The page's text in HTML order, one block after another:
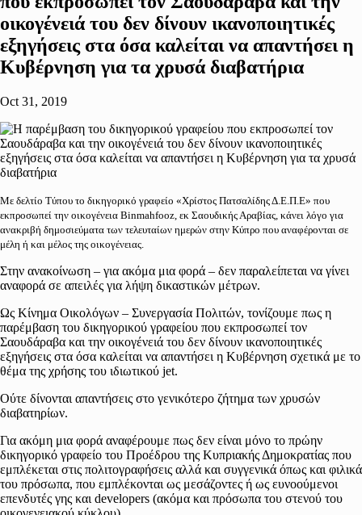
οικογένειά του δεν δίνουν ικανοποιητικές
εξηγήσεις στα όσα καλείται να απαντήσει η
Κυβέρνηση για τα χρυσά διαβατήρια
Oct 31, 2019
Με δελτίο Τύπου το δικηγορικό γραφείο «Χρίστος Πατσαλίδης Δ.Ε.Π.Ε» που
εκπροσωπεί την οικογένεια Binmahfooz, εκ Σαουδικής Αραβίας, κάνει λόγο για
ανακριβή δημοσιεύματα των τελευταίων ημερών στην Κύπρο που αναφέρονται σε
μέλη ή και μέλος της οικογένειας.
Στην ανακοίνωση – για ακόμα μια φορά – δεν παραλείπεται να γίνει
αναφορά σε απειλές για λήψη δικαστικών μέτρων.
Ως Κίνημα Οικολόγων – Συνεργασία Πολιτών, τονίζουμε πως η
παρέμβαση του δικηγορικού γραφείου που εκπροσωπεί τον
Σαουδάραβα και την οικογένειά του δεν δίνουν ικανοποιητικές
εξηγήσεις στα όσα καλείται να απαντήσει η Κυβέρνηση σχετικά με το
θέμα της χρήσης του ιδιωτικού jet.
Ούτε δίνονται απαντήσεις στο γενικότερο ζήτημα των χρυσών
διαβατηρίων.
Για ακόμη μια φορά αναφέρουμε πως δεν είναι μόνο το πρώην
δικηγορικό γραφείο του Προέδρου της Κυπριακής Δημοκρατίας που
εμπλέκεται στις πολιτογραφήσεις αλλά και συγγενικά όπως και φιλικά
του πρόσωπα, που εμπλέκονται ως μεσάζοντες ή ως ευνοούμενοι
επενδυτές γης και developers (ακόμα και πρόσωπα του στενού του